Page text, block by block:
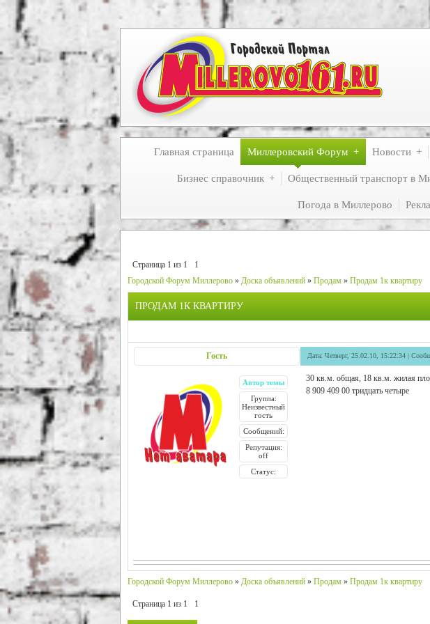
Главная страница Миллеровский Форум Новости
Бизнес справочник Общественный транспорт в
Погода в Миллерово
Страница 1 из 1
1
Городской Форум Миллерово » Доска объявлений » Продам » Продам 1к квартиру
ПРОДАМ 1К КВАРТИРУ
Гость Дата: Четверг, 25.02.10, 15:22:34 |
Автор темы
Группа:
Неизвестный
гость
Сообщений:
Репутация:
off
Статус:
30 кв.м. общая, 18 кв.м. жилая
8 909 409 00 тридцать четыре
Городской Форум Миллерово » Доска объявлений » Продам » Продам 1к квартиру
Страница 1 из 1 1